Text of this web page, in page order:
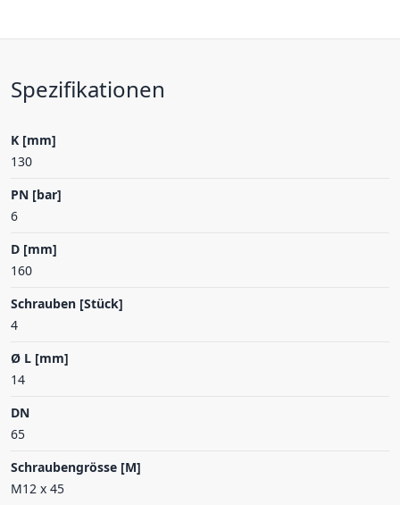
Spezifikationen
K [mm]
130
PN [bar]
6
D [mm]
160
Schrauben [Stück]
4
Ø L [mm]
14
DN
65
Schraubengrösse [M]
M12 x 45